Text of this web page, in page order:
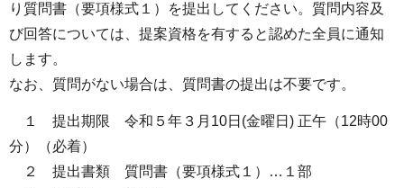
り質問書（要項様式１）を提出してください。質問内容及
び回答については、提案資格を有すると認めた全員に通知
します。
なお、質問がない場合は、質問書の提出は不要です。
１ 提出期限 令和５年３月10日(金曜日) 正午（12時00
分）（必着）
２ 提出書類 質問書（要項様式１）…１部